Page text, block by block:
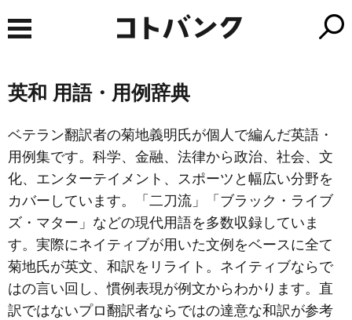
英和 用語・用例辞典
ベテラン翻訳者の菊地義明氏が個人で編んだ英語・
用例集です。科学、金融、法律から政治、社会、文
化、エンターテイメント、スポーツと幅広い分野を
カバーしています。「二刀流」「ブラック・ライブ
ズ・マター」などの現代用語を多数収録していま
す。実際にネイティブが用いた文例をベースに全て
菊地氏が英文、和訳をリライト。ネイティブならで
はの言い回し、慣例表現が例文からわかります。直
訳ではないプロ翻訳者ならではの達意な和訳が参考